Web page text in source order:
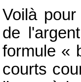
Voilà
de
formule «
courts